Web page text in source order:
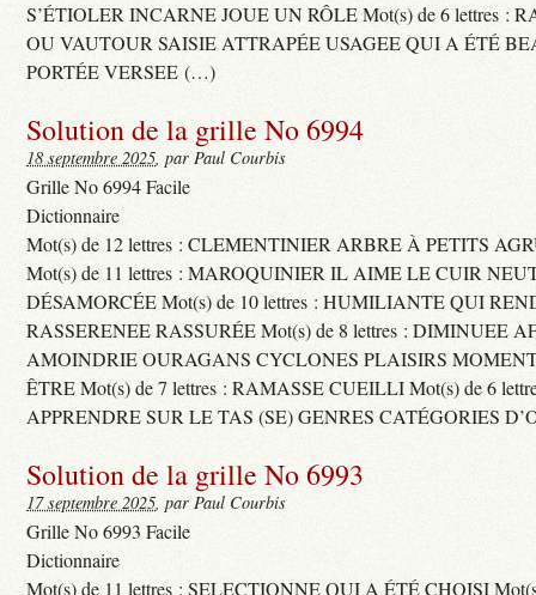
S’ÉTIOLER INCARNE JOUE UN RÔLE Mot(s) de 6 lettres :
OU VAUTOUR SAISIE ATTRAPÉE USAGEE QUI A ÉTÉ
PORTÉE VERSEE (…)
Solution de la grille No 6994
18 septembre 2025, par Paul Courbis
Grille No 6994 Facile
Dictionnaire
Mot(s) de 12 lettres : CLEMENTINIER ARBRE À PETITS
Mot(s) de 11 lettres : MAROQUINIER IL AIME LE CUIR
DÉSAMORCÉE Mot(s) de 10 lettres : HUMILIANTE QUI
RASSERENEE RASSURÉE Mot(s) de 8 lettres : DIMINUEE
AMOINDRIE OURAGANS CYCLONES PLAISIRS
ÊTRE Mot(s) de 7 lettres : RAMASSE CUEILLI Mot(s) de 6
APPRENDRE SUR LE TAS (SE) GENRES CATÉGORIES
Solution de la grille No 6993
17 septembre 2025, par Paul Courbis
Grille No 6993 Facile
Dictionnaire
Mot(s) de 11 lettres : SELECTIONNE QUI A ÉTÉ CHOISI